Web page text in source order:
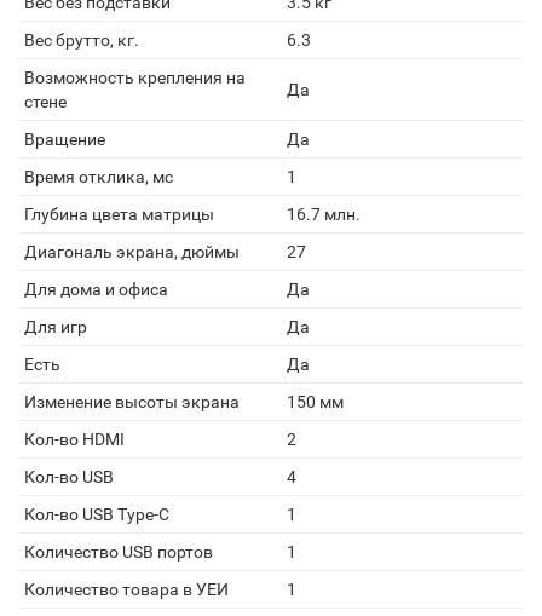
Вес брутто, кг.
6.3
Возможность крепления на
стене
Да
Вращение
Да
Время отклика, мс
1
Глубина цвета матрицы
16.7 млн.
Диагональ экрана, дюймы
27
Для дома и офиса
Да
Для игр
Да
Есть
Да
Изменение высоты экрана
150 мм
Кол-во HDMI
2
Кол-во USB
4
Кол-во USB Type-C
1
Количество USB портов
1
Количество товара в УЕИ
1